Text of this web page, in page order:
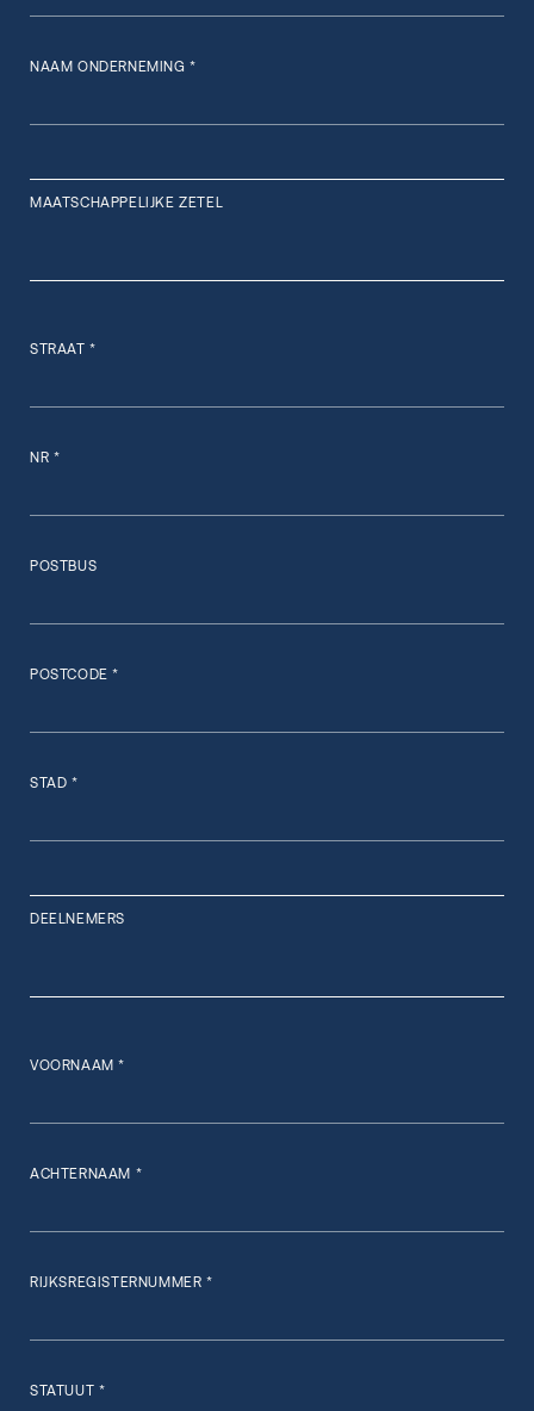
NAAM ONDERNEMING *
MAATSCHAPPELIJKE ZETEL
STRAAT *
NR *
POSTBUS
POSTCODE *
STAD *
DEELNEMERS
VOORNAAM *
ACHTERNAAM *
RIJKSREGISTERNUMMER *
STATUUT *